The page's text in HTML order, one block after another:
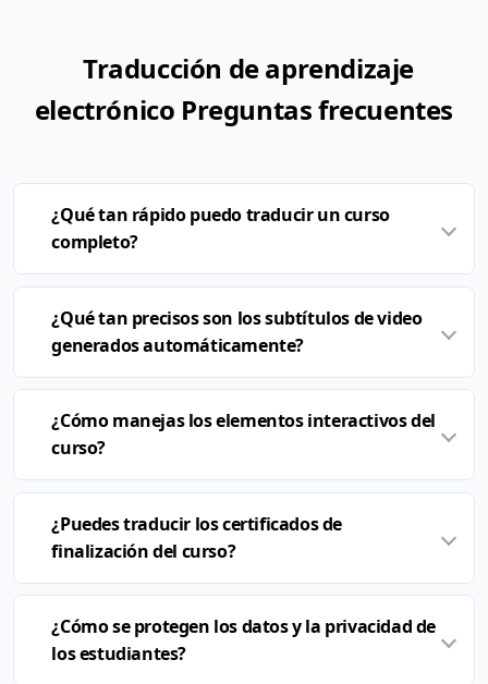
Traducción de aprendizaje
electrónico Preguntas frecuentes
¿Qué tan rápido puedo traducir un curso
completo?
¿Qué tan precisos son los subtítulos de video
generados automáticamente?
¿Cómo manejas los elementos interactivos del
curso?
¿Puedes traducir los certificados de
finalización del curso?
¿Cómo se protegen los datos y la privacidad de
los estudiantes?